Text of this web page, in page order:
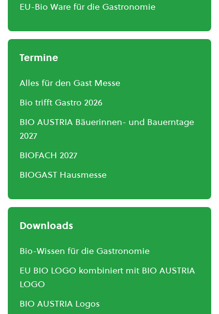
EU-Bio Ware für die Gastronomie
Termine
Alles für den Gast Messe
Bio trifft Gastro 2026
BIO AUSTRIA Bäuerinnen- und Bauerntage
2027
BIOFACH 2027
BIOGAST Hausmesse
Downloads
Bio-Wissen für die Gastronomie
EU BIO LOGO kombiniert mit BIO AUSTRIA
LOGO
BIO AUSTRIA Logos